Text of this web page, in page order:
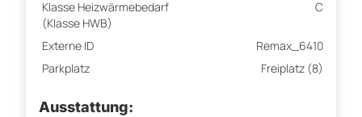
Klasse Heizwärmebedarf
(Klasse HWB)
C
Externe ID
Remax_6410
Parkplatz
Freiplatz (8)
Ausstattung: